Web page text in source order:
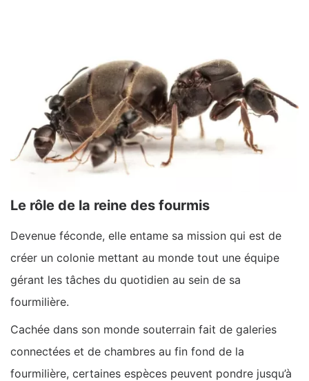
Le rôle de la reine des fourmis
Devenue féconde, elle entame sa mission qui est de
créer un colonie mettant au monde tout une équipe
gérant les tâches du quotidien au sein de sa
fourmilière.
Cachée dans son monde souterrain fait de galeries
connectées et de chambres au fin fond de la
fourmilière, certaines espèces peuvent pondre jusqu’à